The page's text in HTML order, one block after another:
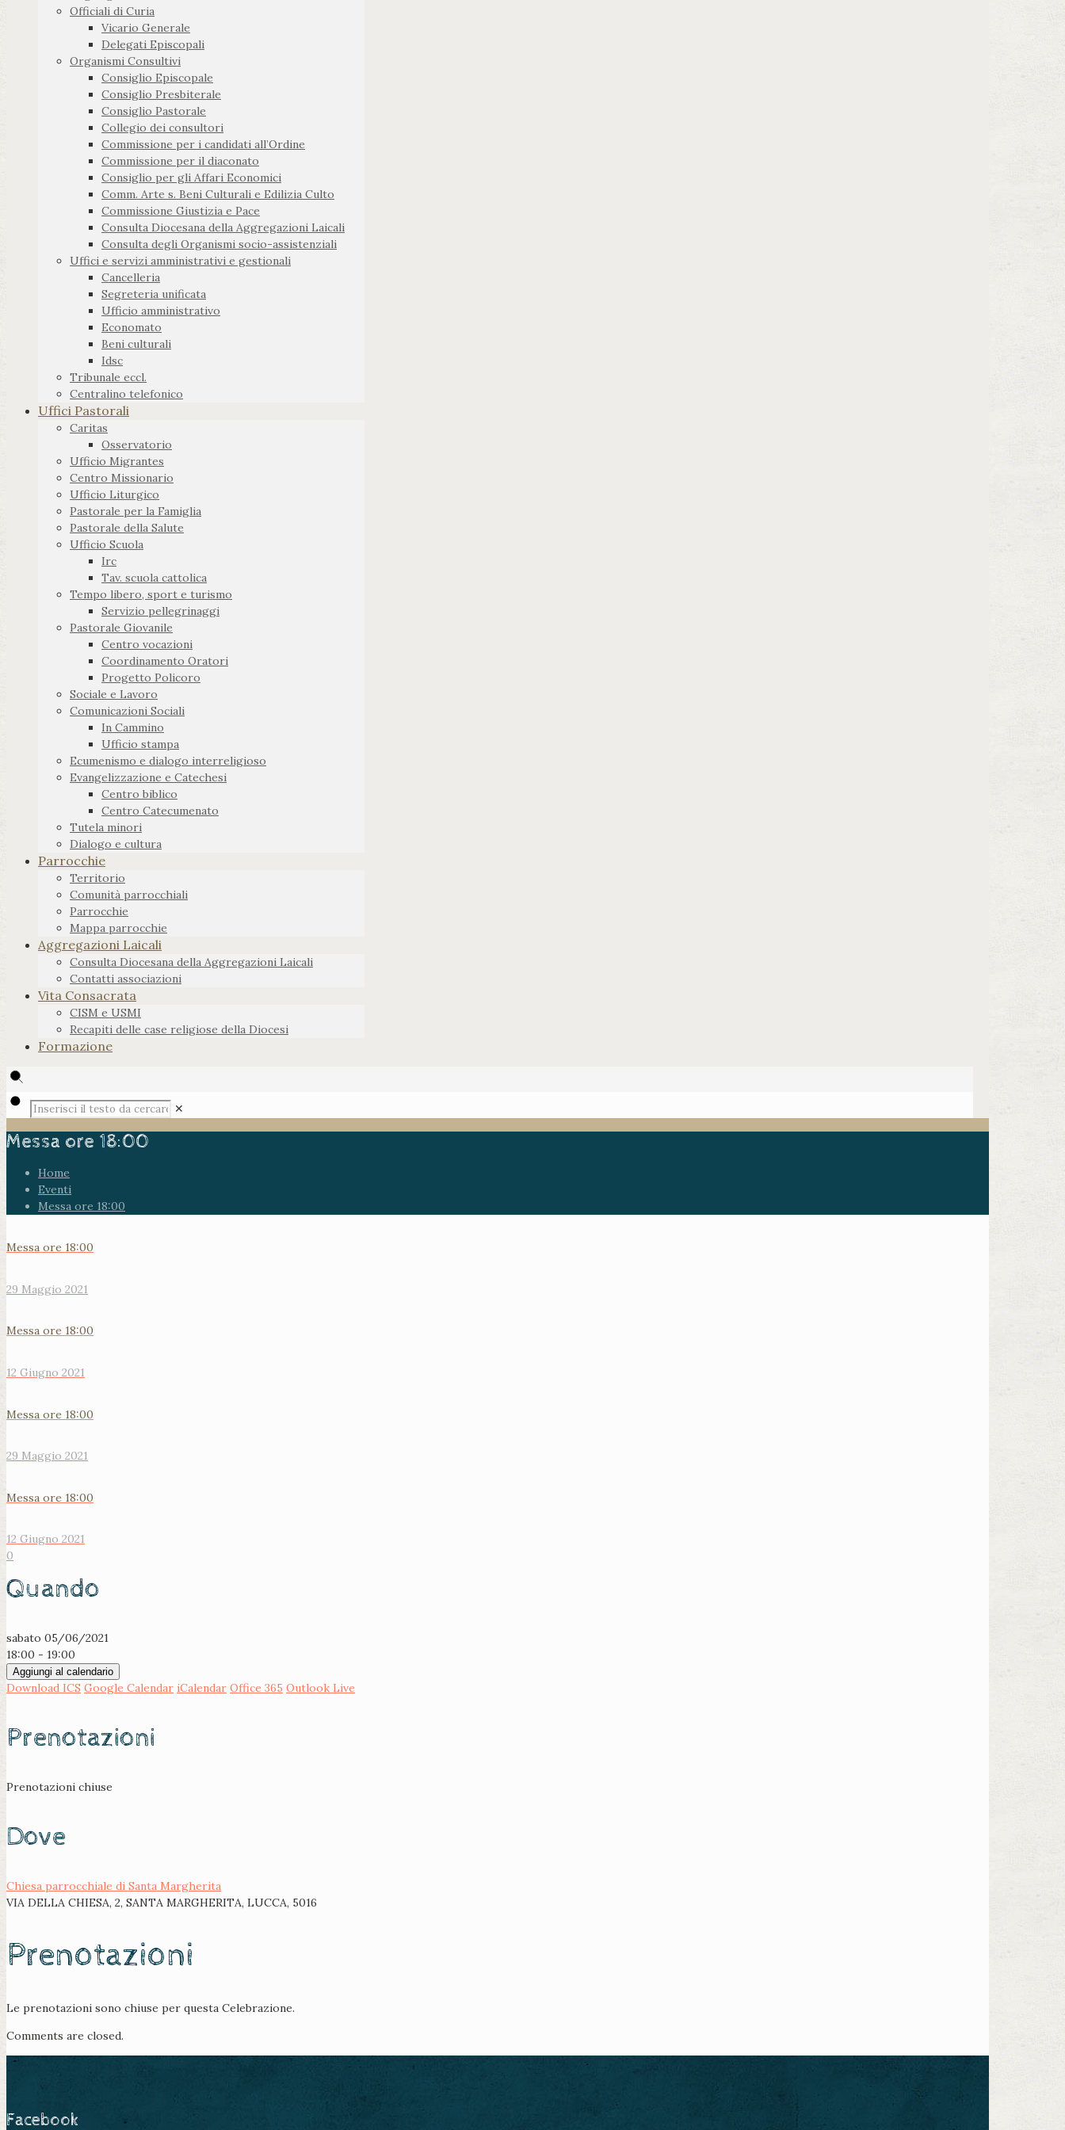
Officiali di Curia
Vicario Generale
Delegati Episcopali
Organismi Consultivi
Consiglio Episcopale
Consiglio Presbiterale
Consiglio Pastorale
Collegio dei consultori
Commissione per i candidati all’Ordine
Commissione per il diaconato
Consiglio per gli Affari Economici
Comm. Arte s. Beni Culturali e Edilizia Culto
Commissione Giustizia e Pace
Consulta Diocesana della Aggregazioni Laicali
Consulta degli Organismi socio-assistenziali
Uffici e servizi amministrativi e gestionali
Cancelleria
Segreteria unificata
Ufficio amministrativo
Economato
Beni culturali
Idsc
Tribunale eccl.
Centralino telefonico
Uffici Pastorali
Caritas
Osservatorio
Ufficio Migrantes
Centro Missionario
Ufficio Liturgico
Pastorale per la Famiglia
Pastorale della Salute
Ufficio Scuola
Irc
Tav. scuola cattolica
Tempo libero, sport e turismo
Servizio pellegrinaggi
Pastorale Giovanile
Centro vocazioni
Coordinamento Oratori
Progetto Policoro
Sociale e Lavoro
Comunicazioni Sociali
In Cammino
Ufficio stampa
Ecumenismo e dialogo interreligioso
Evangelizzazione e Catechesi
Centro biblico
Centro Catecumenato
Tutela minori
Dialogo e cultura
Parrocchie
Territorio
Comunità parrocchiali
Parrocchie
Mappa parrocchie
Aggregazioni Laicali
Consulta Diocesana della Aggregazioni Laicali
Contatti associazioni
Vita Consacrata
CISM e USMI
Recapiti delle case religiose della Diocesi
Formazione
✕
Messa ore 18:00
Home
Eventi
Messa ore 18:00
Messa ore 18:00
29 Maggio 2021
Messa ore 18:00
12 Giugno 2021
Messa ore 18:00
29 Maggio 2021
Messa ore 18:00
12 Giugno 2021
0
Quando
sabato 05/06/2021
18:00 - 19:00
Aggiungi al calendario
Download ICS Google Calendar iCalendar Office 365 Outlook Live
Prenotazioni
Prenotazioni chiuse
Dove
Chiesa parrocchiale di Santa Margherita
VIA DELLA CHIESA, 2, SANTA MARGHERITA, LUCCA, 5016
Prenotazioni
Le prenotazioni sono chiuse per questa Celebrazione.
Comments are closed.
Facebook